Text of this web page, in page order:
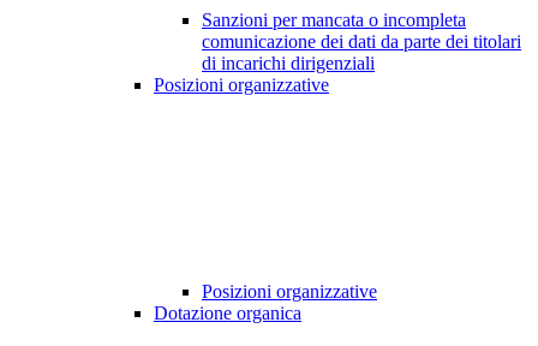
Sanzioni per mancata o incompleta
comunicazione dei dati da parte dei titolari
di incarichi dirigenziali
Posizioni organizzative
Posizioni organizzative
Dotazione organica